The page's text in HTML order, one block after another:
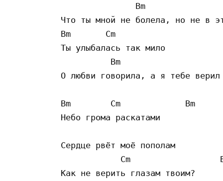
               Bm
Что ты мной не болела, но не в
Bm       Cm
Ты улыбалась так мило
          Bm
О любви говорила, а я тебе верил
Bm        Cm             Bm
Небо грома раскатами
Сердце рвёт моё пополам
Cm
Как не верить глазам твоим?